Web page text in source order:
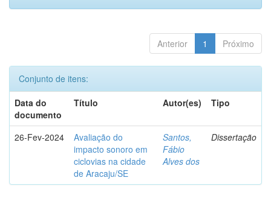
Anterior 1 Próximo
Conjunto de itens:
Data do
documento
Título Autor(es) Tipo
26-Fev-2024
Avaliação do
impacto sonoro em
ciclovias na cidade
de Aracaju/SE
Santos,
Fábio
Alves dos
Dissertação